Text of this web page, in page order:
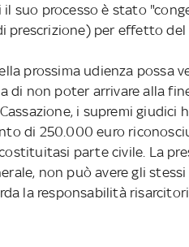
suo processo è stato
prescrizione) per effetto del
prossima udienza possa
di non poter arrivare alla
i supremi giudici
di 250.000 euro
parte civile. La
non può avere gli
la responsabilità